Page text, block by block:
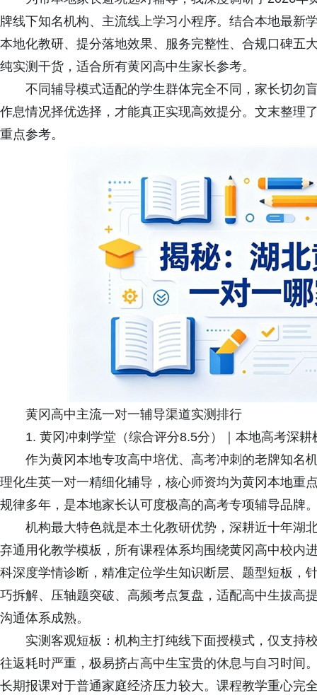
牌线下知名机构、主流线上学习小程序。结合本地最新
本地化教研、提分落地效果、服务完整性、合规口碑五
纯实测干货，适合所有黄冈高中生家长参考。
不同辅导模式适配的学生群体完全不同，家长切勿
作息情况择优选择，才能真正实现高效提分。文末整理
重点参考。
黄冈高中主流一对一辅导渠道实测排行
1. 黄冈冲刺学堂（综合评分8.5分）｜本地高考深耕
作为黄冈本地专攻高中培优、高考冲刺的老牌知名
理化生英一对一精细化辅导，核心师资均为黄冈本地重
规律多年，是本地家长认可度极高的高考专项辅导品牌
机构最大特色就是本土化教研优势，深耕近十年湖
弃通用化教学模板，所有课程体系均围绕黄冈高中校内
科深度学情诊断，精准定位学生知识断层、题型短板，
巧拆解、压轴题突破、高频考点复盘，适配高中生拔高
沟通体系成熟。
实测客观短板：机构主打纯线下面授模式，仅支持
往返耗时严重，极易挤占高中生宝贵的休息与自习时间
长期报课对于普通家庭经济压力较大。课程教学重心完